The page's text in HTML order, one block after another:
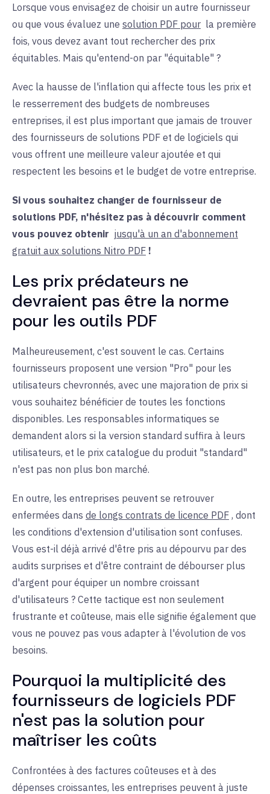
Lorsque vous envisagez de choisir un autre fournisseur
ou que vous évaluez une solution PDF pour la première
fois, vous devez avant tout rechercher des prix
équitables. Mais qu'entend-on par "équitable" ?
Avec la hausse de l'inflation qui affecte tous les prix et
le resserrement des budgets de nombreuses
entreprises, il est plus important que jamais de trouver
des fournisseurs de solutions PDF et de logiciels qui
vous offrent une meilleure valeur ajoutée et qui
respectent les besoins et le budget de votre entreprise.
Si vous souhaitez changer de fournisseur de
solutions PDF, n'hésitez pas à découvrir comment
vous pouvez obtenir jusqu'à un an d'abonnement
gratuit aux solutions Nitro PDF !
Les prix prédateurs ne
devraient pas être la norme
pour les outils PDF
Malheureusement, c'est souvent le cas. Certains
fournisseurs proposent une version "Pro" pour les
utilisateurs chevronnés, avec une majoration de prix si
vous souhaitez bénéficier de toutes les fonctions
disponibles. Les responsables informatiques se
demandent alors si la version standard suffira à leurs
utilisateurs, et le prix catalogue du produit "standard"
n'est pas non plus bon marché.
En outre, les entreprises peuvent se retrouver
enfermées dans de longs contrats de licence PDF , dont
les conditions d'extension d'utilisation sont confuses.
Vous est-il déjà arrivé d'être pris au dépourvu par des
audits surprises et d'être contraint de débourser plus
d'argent pour équiper un nombre croissant
d'utilisateurs ? Cette tactique est non seulement
frustrante et coûteuse, mais elle signifie également que
vous ne pouvez pas vous adapter à l'évolution de vos
besoins.
Pourquoi la multiplicité des
fournisseurs de logiciels PDF
n'est pas la solution pour
maîtriser les coûts
Confrontées à des factures coûteuses et à des
dépenses croissantes, les entreprises peuvent à juste